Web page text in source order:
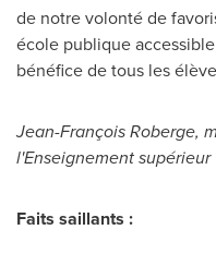
de notre volonté de
école publique
bénéfice de tous les
Jean-François Roberge,
l'Enseignement supérieur
Faits saillants :